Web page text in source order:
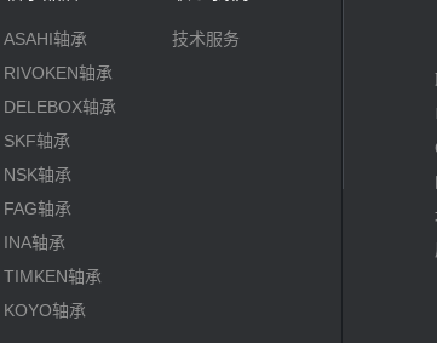
ASAHI轴承
RIVOKEN轴承
DELEBOX轴承
SKF轴承
NSK轴承
FAG轴承
INA轴承
TIMKEN轴承
KOYO轴承
技术服务